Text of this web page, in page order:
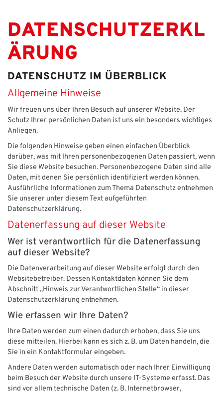
DATENSCHUTZERKL
ÄRUNG
DATENSCHUTZ IM ÜBERBLICK
Allgemeine Hinweise
Wir freuen uns über Ihren Besuch auf unserer Website. Der
Schutz Ihrer persönlichen Daten ist uns ein besonders wichtiges
Anliegen.
Die folgenden Hinweise geben einen einfachen Überblick
darüber, was mit Ihren personenbezogenen Daten passiert, wenn
Sie diese Website besuchen. Personenbezogene Daten sind alle
Daten, mit denen Sie persönlich identifiziert werden können.
Ausführliche Informationen zum Thema Datenschutz entnehmen
Sie unserer unter diesem Text aufgeführten
Datenschutzerklärung.
Datenerfassung auf dieser Website
Wer ist verantwortlich für die Datenerfassung
auf dieser Website?
Die Datenverarbeitung auf dieser Website erfolgt durch den
Websitebetreiber. Dessen Kontaktdaten können Sie dem
Abschnitt „Hinweis zur Verantwortlichen Stelle“ in dieser
Datenschutzerklärung entnehmen.
Wie erfassen wir Ihre Daten?
Ihre Daten werden zum einen dadurch erhoben, dass Sie uns
diese mitteilen. Hierbei kann es sich z. B. um Daten handeln, die
Sie in ein Kontaktformular eingeben.
Andere Daten werden automatisch oder nach Ihrer Einwilligung
beim Besuch der Website durch unsere IT-Systeme erfasst. Das
sind vor allem technische Daten (z. B. Internetbrowser,